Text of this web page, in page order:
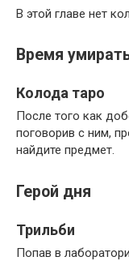
В этой главе нет
Время
Колода таро
После того как
поговорив с ним,
найдите предмет.
Герой дня
Трильби
Попав в